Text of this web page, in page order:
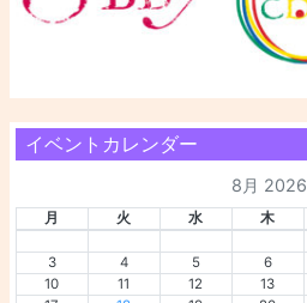
イベントカレンダー
8月 2026
月 火 水 木
3
4 5 6
10
11 12 13